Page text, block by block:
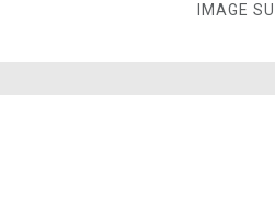
IMAGE